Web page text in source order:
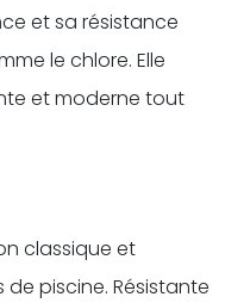
et sa résistance
le chlore. Elle
et moderne tout
classique et
piscine. Résistante